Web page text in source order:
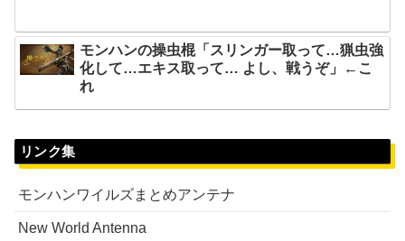
モンハンの操虫棍「スリンガー取って…猟虫強
化して…エキス取って… よし、戦うぞ」←こ
れ
リンク集
モンハンワイルズまとめアンテナ
New World Antenna